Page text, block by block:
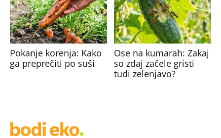
Pokanje korenja: Kako
ga preprečiti po suši
Ose na kumarah: Zakaj
so zdaj začele gristi
tudi zelenjavo?